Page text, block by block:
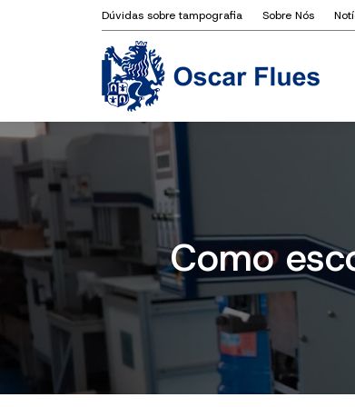
Dúvidas sobre tampografia Sobre Nós
Como